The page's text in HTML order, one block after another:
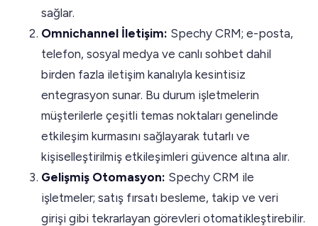
sağlar.
Omnichannel İletişim: Spechy CRM; e-posta,
telefon, sosyal medya ve canlı sohbet dahil
birden fazla iletişim kanalıyla kesintisiz
entegrasyon sunar. Bu durum işletmelerin
müşterilerle çeşitli temas noktaları genelinde
etkileşim kurmasını sağlayarak tutarlı ve
kişiselleştirilmiş etkileşimleri güvence altına alır.
Gelişmiş Otomasyon: Spechy CRM ile
işletmeler; satış fırsatı besleme, takip ve veri
girişi gibi tekrarlayan görevleri otomatikleştirebilir.